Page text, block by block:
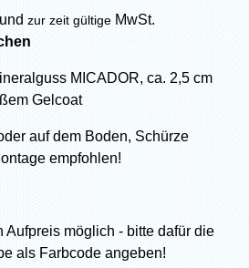
zur zeit gültige MwSt.
MICADOR, ca. 2,5 cm
Gelcoat
auf dem Boden, Schürze
empfohlen!
Aufpreis möglich - bitte dafür die
als Farbcode angeben!